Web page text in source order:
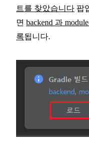
트를 찾았습니다 팝
면 backend 과
록됩니다.